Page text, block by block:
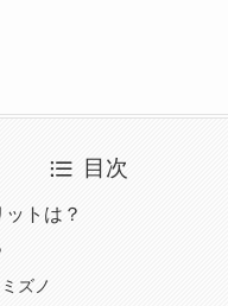
目次
トは？
ズノ